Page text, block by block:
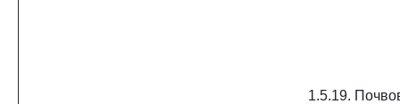
1.5.19.